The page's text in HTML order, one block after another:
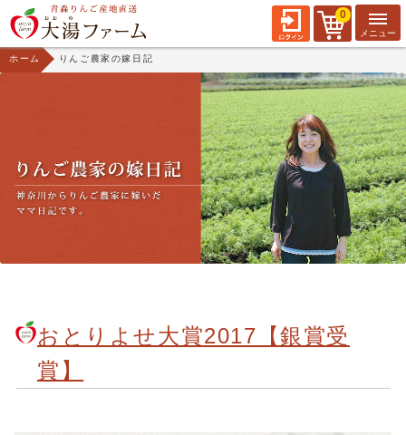
0
ホーム りんご農家の嫁日記
おとりよせ大賞2017【銀賞受
賞】